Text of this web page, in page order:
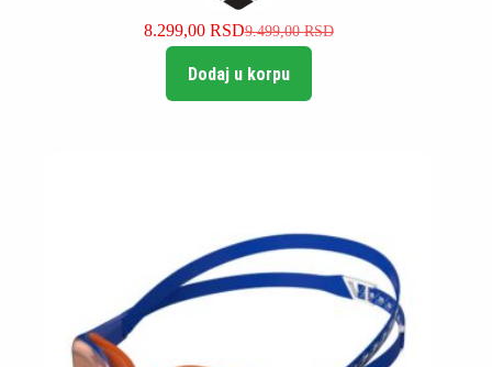
9.499,00RSD
Originalna
je
bila:
8.299,00 RSDTrenutna
je:
8.299,00 RSD.
Dodaj u korpu